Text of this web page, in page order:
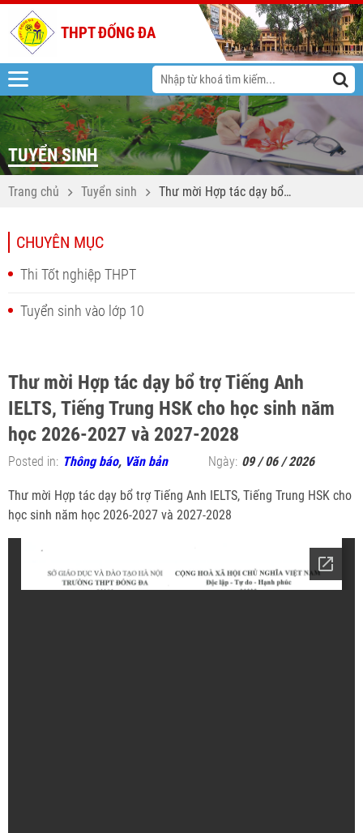
THPT ĐỐNG ĐA
TUYỂN SINH
Trang chủ Tuyển sinh
Thư mời Hợp tác dạy bổ
CHUYÊN MỤC
Thi Tốt nghiệp THPT
Tuyển sinh vào lớp 10
Thư mời Hợp tác dạy bổ trợ Tiếng Anh
IELTS, Tiếng Trung HSK cho học sinh năm
học 2026-2027 và 2027-2028
Posted in: Thông báo, Văn bản Ngày: 09 / 06 / 2026
Thư mời Hợp tác dạy bổ trợ Tiếng Anh IELTS, Tiếng Trung HSK cho
học sinh năm học 2026-2027 và 2027-2028